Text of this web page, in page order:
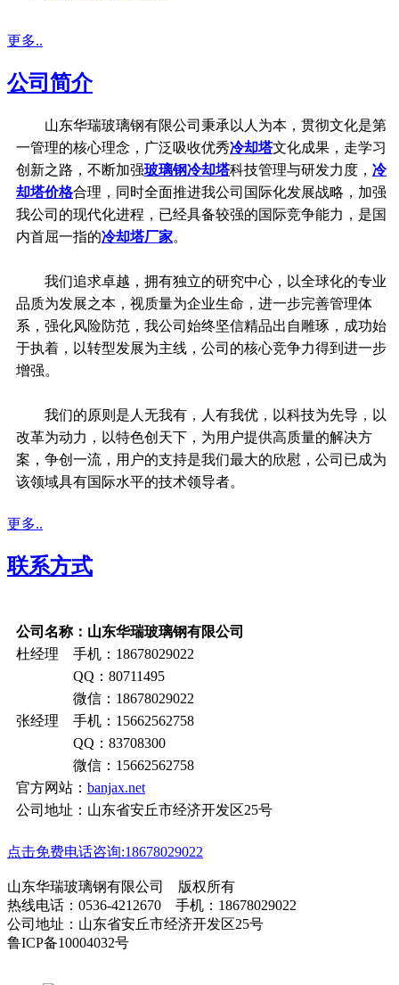
更多..
公司简介
山东华瑞玻璃钢有限公司秉承以人为本，贯彻文化是第
一管理的核心理念，广泛吸收优秀冷却塔文化成果，走学习
创新之路，不断加强玻璃钢冷却塔科技管理与研发力度， 冷
却塔价格合理，同时全面推进我公司国际化发展战略，加强
我公司的现代化进程，已经具备较强的国际竞争能力，是国
内首屈一指的冷却塔厂家。
我们追求卓越，拥有独立的研究中心，以全球化的专业
品质为发展之本，视质量为企业生命，进一步完善管理体
系，强化风险防范，我公司始终坚信精品出自雕琢，成功始
于执着，以转型发展为主线，公司的核心竞争力得到进一步
增强。
我们的原则是人无我有，人有我优，以科技为先导，以
改革为动力，以特色创天下，为用户提供高质量的解决方
案，争创一流，用户的支持是我们最大的欣慰，公司已成为
该领域具有国际水平的技术领导者。
更多..
联系方式
公司名称：山东华瑞玻璃钢有限公司
杜经理 手机：18678029022
QQ：80711495
微信：18678029022
张经理 手机：15662562758
QQ：83708300
微信：15662562758
官方网站： banjax.net
公司地址：山东省安丘市经济开发区25号
点击免费电话咨询:18678029022
山东华瑞玻璃钢有限公司 版权所有
热线电话：0536-4212670 手机：18678029022
公司地址：山东省安丘市经济开发区25号
鲁ICP备10004032号